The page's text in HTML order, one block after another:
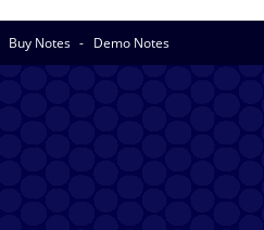
Buy Notes Demo Notes